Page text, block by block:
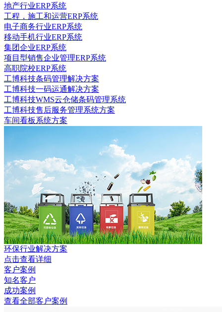
地产行业ERP系统
工程，施工和运营ERP系统
电子商务行业ERP系统
移动手机行业ERP系统
集团企业ERP系统
项目型销售企业管理ERP系统
高职院校ERP系统
工博科技条码管理解决方案
工博科技一码运通解决方案
工博科技WMS云仓储条码管理系统
工博科技售后服务管理系统方案
车间看板系统方案
环保行业解决方案
点击查看详细
客户案例
知名客户
成功案例
查看全部客户案例